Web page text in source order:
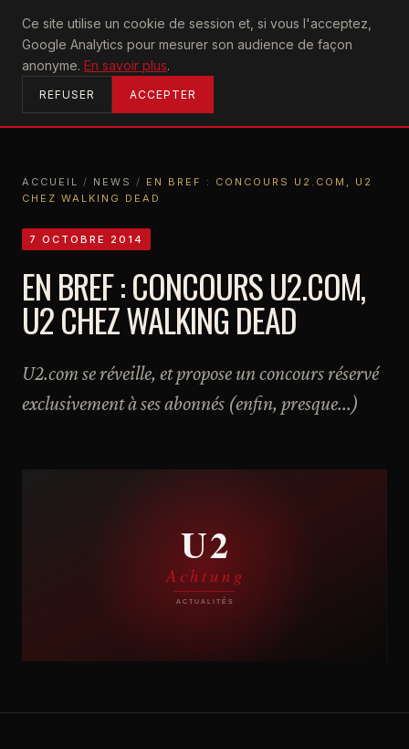
Ce site utilise un cookie de session et, si vous l'acceptez,
Google Analytics pour mesurer son audience de façon
anonyme. En savoir plus.
REFUSER ACCEPTER
U2achtung
ACCUEIL
ACCUEIL / NEWS / EN BREF : CONCOURS U2.COM, U2
CHEZ WALKING DEAD
7 OCTOBRE 2014
EN BREF : CONCOURS U2.COM,
U2 CHEZ WALKING DEAD
U2.com se réveille, et propose un concours réservé
exclusivement à ses abonnés (enfin, presque...)